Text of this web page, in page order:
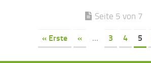
Seite 5 von 7
« Erste « ... 3 4 5